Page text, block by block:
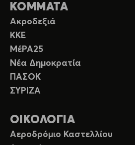
ΚΟΜΜΑΤΑ
Ακροδεξιά
ΚΚΕ
ΜέΡΑ25
Νέα Δημοκρατία
ΠΑΣΟΚ
ΣΥΡΙΖΑ
ΟΙΚΟΛΟΓΙΑ
Αεροδρόμιο Καστελλίου